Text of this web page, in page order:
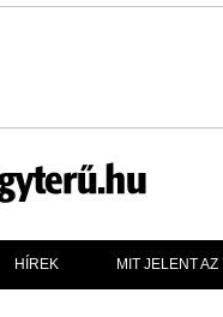
HÍREK MIT JELENT